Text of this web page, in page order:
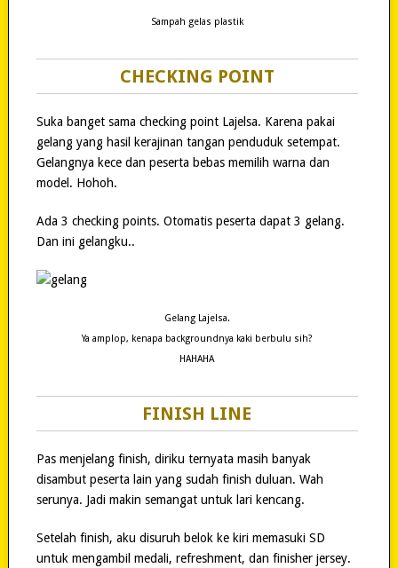
Sampah gelas plastik
CHECKING POINT
Suka banget sama checking point Lajelsa. Karena pakai
gelang yang hasil kerajinan tangan penduduk setempat.
Gelangnya kece dan peserta bebas memilih warna dan
model. Hohoh.
Ada 3 checking points. Otomatis peserta dapat 3 gelang.
Dan ini gelangku..
Gelang Lajelsa.
Ya amplop, kenapa backgroundnya kaki berbulu sih?
HAHAHA
FINISH LINE
Pas menjelang finish, diriku ternyata masih banyak
disambut peserta lain yang sudah finish duluan. Wah
serunya. Jadi makin semangat untuk lari kencang.
Setelah finish, aku disuruh belok ke kiri memasuki SD
untuk mengambil medali, refreshment, dan finisher jersey.